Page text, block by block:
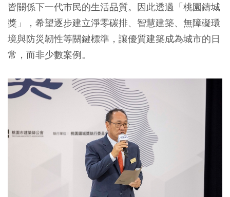
皆關係下一代市民的生活品質。因此透過「桃園鑄城
獎」，希望逐步建立淨零碳排、智慧建築、無障礙環
境與防災韌性等關鍵標準，讓優質建築成為城市的日
常，而非少數案例。